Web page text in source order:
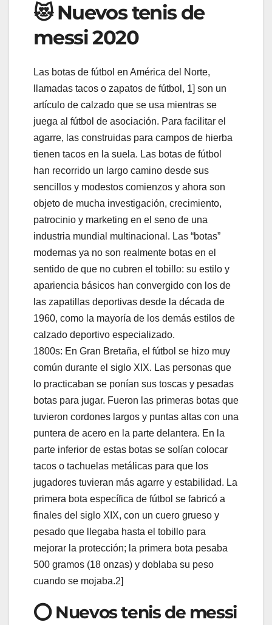
😻 Nuevos tenis de
messi 2020
Las botas de fútbol en América del Norte,
llamadas tacos o zapatos de fútbol, 1] son un
artículo de calzado que se usa mientras se
juega al fútbol de asociación. Para facilitar el
agarre, las construidas para campos de hierba
tienen tacos en la suela. Las botas de fútbol
han recorrido un largo camino desde sus
sencillos y modestos comienzos y ahora son
objeto de mucha investigación, crecimiento,
patrocinio y marketing en el seno de una
industria mundial multinacional. Las “botas”
modernas ya no son realmente botas en el
sentido de que no cubren el tobillo: su estilo y
apariencia básicos han convergido con los de
las zapatillas deportivas desde la década de
1960, como la mayoría de los demás estilos de
calzado deportivo especializado.
1800s: En Gran Bretaña, el fútbol se hizo muy
común durante el siglo XIX. Las personas que
lo practicaban se ponían sus toscas y pesadas
botas para jugar. Fueron las primeras botas que
tuvieron cordones largos y puntas altas con una
puntera de acero en la parte delantera. En la
parte inferior de estas botas se solían colocar
tacos o tachuelas metálicas para que los
jugadores tuvieran más agarre y estabilidad. La
primera bota específica de fútbol se fabricó a
finales del siglo XIX, con un cuero grueso y
pesado que llegaba hasta el tobillo para
mejorar la protección; la primera bota pesaba
500 gramos (18 onzas) y doblaba su peso
cuando se mojaba.2]
⭕ Nuevos tenis de messi